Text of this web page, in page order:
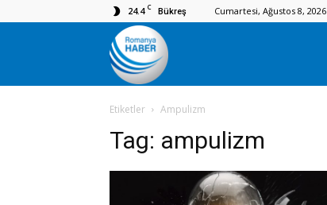
24.4 C Bükreş Cumartesi, Ağustos 8, 2026
Romanya
Haber
Etiketler Ampulizm
Tag: ampulizm